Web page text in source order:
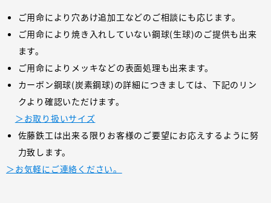
ご用命により穴あけ追加工などのご相談にも応じます。
ご用命により焼き入れしていない鋼球(生球)のご提供も出来
ます。
ご用命によりメッキなどの表面処理も出来ます。
カーボン鋼球(炭素鋼球)の詳細につきましては、下記のリン
クより確認いただけます。
＞お取り扱いサイズ
佐藤鉄工は出来る限りお客様のご要望にお応えするように努
力致します。
＞お気軽にご連絡ください。